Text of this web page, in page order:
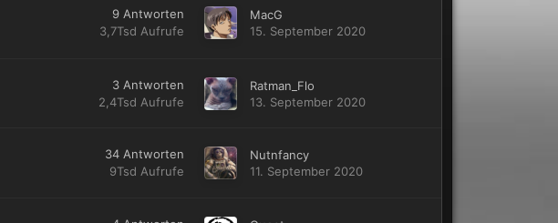
9 Antworten
3,7Tsd Aufrufe
MacG
15. September 2020
3 Antworten
2,4Tsd Aufrufe
Ratman_Flo
13. September 2020
34 Antworten
9Tsd Aufrufe
Nutnfancy
11. September 2020